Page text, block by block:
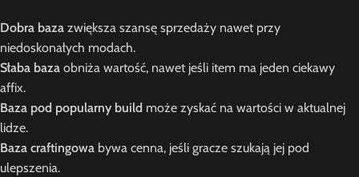
Dobra baza zwiększa szansę sprzedaży nawet przy
niedoskonałych modach.
Słaba baza obniża wartość, nawet jeśli item ma jeden ciekawy
affix.
Baza pod popularny build może zyskać na wartości w aktualnej
lidze.
Baza craftingowa bywa cenna, jeśli gracze szukają jej pod
ulepszenia.